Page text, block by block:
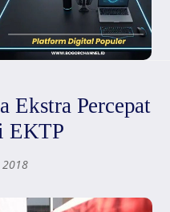
Ekstra Percepat
EKTP
2018